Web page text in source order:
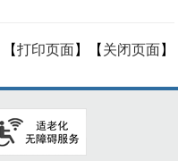
【打印页面】【 关闭页面】